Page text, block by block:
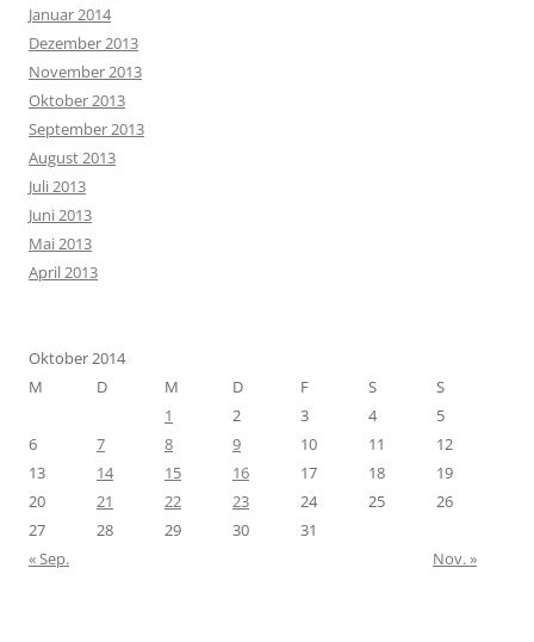
Januar 2014
Dezember 2013
November 2013
Oktober 2013
September 2013
August 2013
Juli 2013
Juni 2013
Mai 2013
April 2013
Oktober 2014
M
D M D F S
S
1
2 3 4
5
6
7 8 9 10 11
12
13
14 15 16 17 18
19
20
21 22 23 24 25
26
27
28 29 30
31
« Sep.
Nov. »